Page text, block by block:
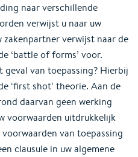
naar verschillende
verwijst u naar uw
zakenpartner verwijst naar de
‘battle of forms’ voor.
geval van toepassing? Hierbij
‘first shot’ theorie. Aan de
daarvan geen werking
voorwaarden uitdrukkelijk
van toepassing
clausule in uw algemene